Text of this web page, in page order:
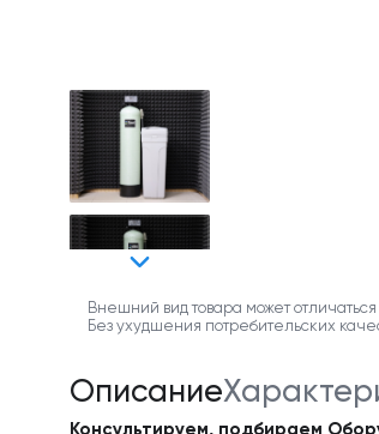
Внешний вид товара может
Без ухудшения потребительских
Описание
Консультируем, подбираем